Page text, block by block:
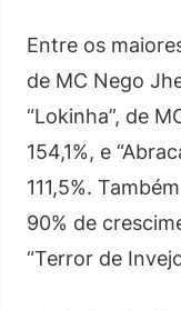
Entre os
de MC Nego
“Lokinha”, de
154,1%, e
111,5%.
90% de
“Terror de